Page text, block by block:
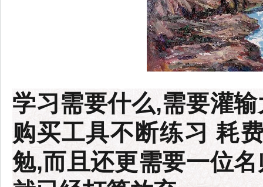
学习需要什么,需要灌
购买工具不断练习 耗
勉,而且还更需要一位